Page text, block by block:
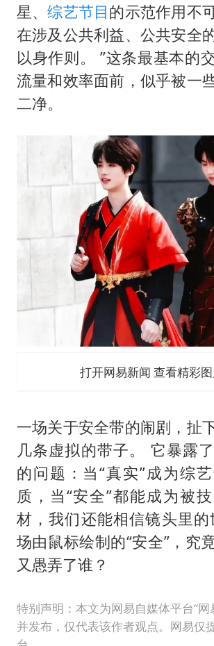
星、综艺节目的示范作用不
在涉及公共利益、公共安全
以身作则。 ”这条最基本的
流量和效率面前，似乎被一
二净。
打开网易新闻 查看精彩
一场关于安全带的闹剧，扯
几条虚拟的带子。 它暴露
的问题：当“真实”成为综
质，当“安全”都能成为被
材，我们还能相信镜头里
场由鼠标绘制的“安全”，究
又愚弄了谁？
特别声明：本文为网易自媒体平台“网
并发布，仅代表该作者观点。网易仅